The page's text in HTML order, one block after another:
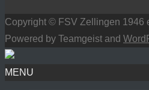
Copyright © FSV Zellingen 1946
Powered by Teamgeist and
MENU